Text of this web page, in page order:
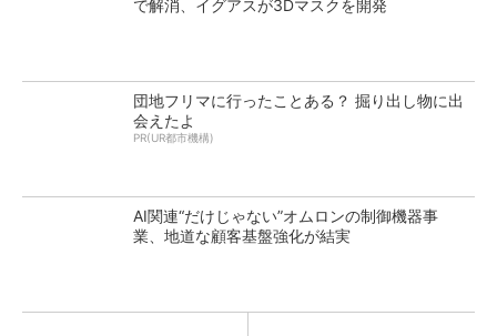
で解消、イグアスが3Dマスクを開発
団地フリマに行ったことある？ 掘り出し物に出
会えたよ
PR(UR都市機構)
AI関連“だけじゃない”オムロンの制御機器事
業、地道な顧客基盤強化が結実